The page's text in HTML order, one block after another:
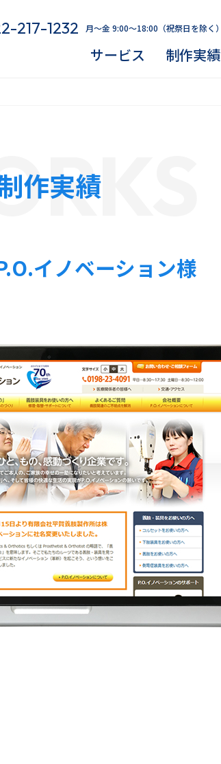
217-1232 月～金 9:00～18:00（祝祭日を除く）
サービス 制作実績
作実績
イノベーション様